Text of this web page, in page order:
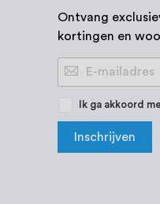
Ontvang
kortingen en
Abonneer
u
onze
nieuwsbrief
Ik ga akkoord
Inschrijven